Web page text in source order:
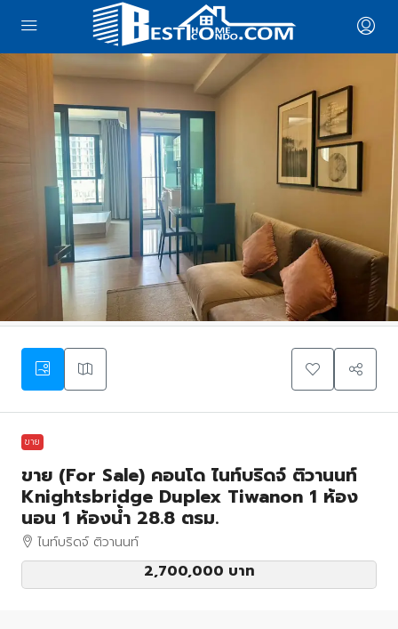
ขาย
ขาย (For Sale) คอนโด ไนท์บริดจ์ ติวานนท์
Knightsbridge Duplex Tiwanon 1 ห้อง
นอน 1 ห้องน้ำ 28.8 ตรม.
ไนท์บริดจ์ ติวานนท์
2,700,000 บาท